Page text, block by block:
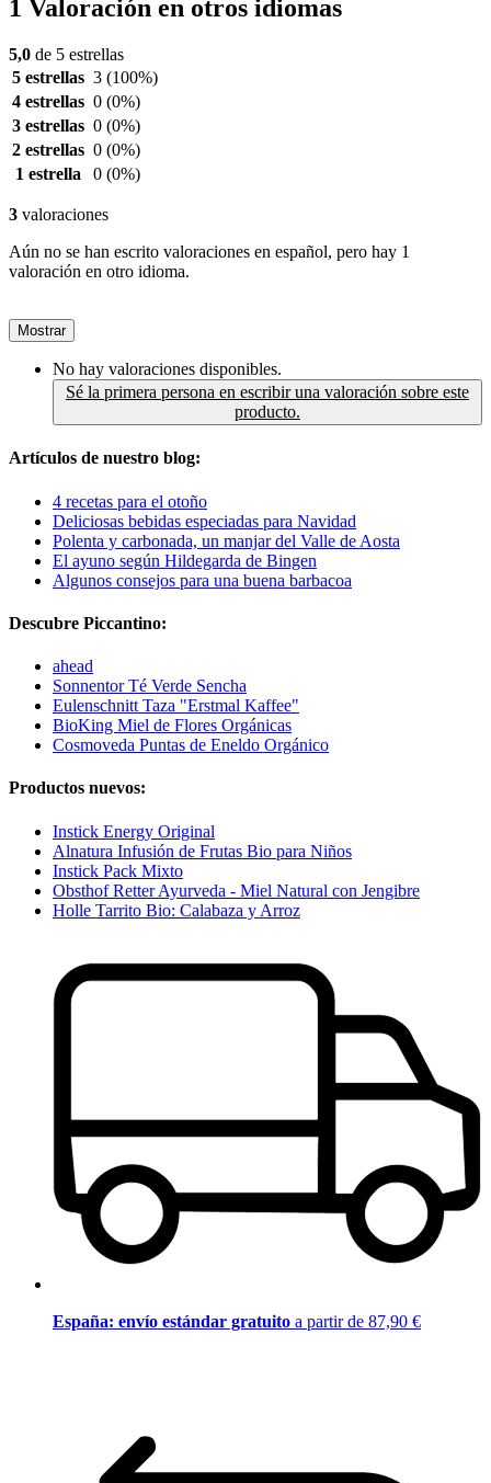
1 Valoración en otros idiomas
5,0 de 5 estrellas
5 estrellas 3 (100%)
4 estrellas 0 (0%)
3 estrellas 0 (0%)
2 estrellas 0 (0%)
1 estrella
0 (0%)
3 valoraciones
Aún no se han escrito valoraciones en español, pero hay 1
valoración en otro idioma.
Mostrar
No hay valoraciones disponibles.
Sé la primera persona en escribir una valoración sobre este
producto.
Artículos de nuestro blog:
4 recetas para el otoño
Deliciosas bebidas especiadas para Navidad
Polenta y carbonada, un manjar del Valle de Aosta
El ayuno según Hildegarda de Bingen
Algunos consejos para una buena barbacoa
Descubre Piccantino:
ahead
Sonnentor Té Verde Sencha
Eulenschnitt Taza "Erstmal Kaffee"
BioKing Miel de Flores Orgánicas
Cosmoveda Puntas de Eneldo Orgánico
Productos nuevos:
Instick Energy Original
Alnatura Infusión de Frutas Bio para Niños
Instick Pack Mixto
Obsthof Retter Ayurveda - Miel Natural con Jengibre
Holle Tarrito Bio: Calabaza y Arroz
España: envío estándar gratuito a partir de 87,90 €